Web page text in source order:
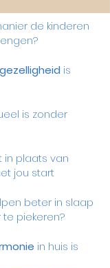
de kinderen
is
is zonder
in plaats van
jou start
beter in slaap
piekeren?
in huis is